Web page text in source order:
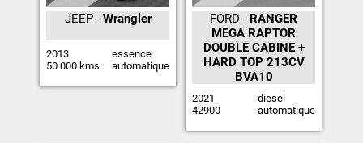
JEEP - Wrangler
2013
50 000 kms
essence
automatique
FORD - RANGER
MEGA RAPTOR
DOUBLE CABINE +
HARD TOP 213CV
BVA10
2021
42900
diesel
automatique